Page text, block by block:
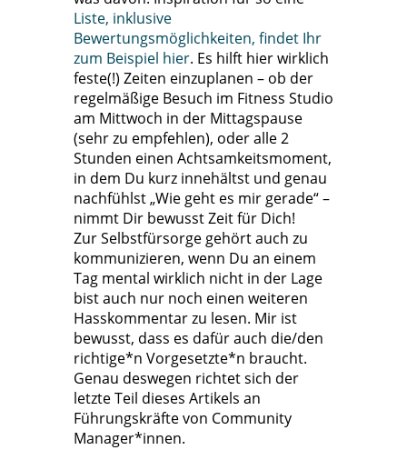
Liste, inklusive
Bewertungsmöglichkeiten, findet Ihr
zum Beispiel hier. Es hilft hier wirklich
feste(!) Zeiten einzuplanen – ob der
regelmäßige Besuch im Fitness Studio
am Mittwoch in der Mittagspause
(sehr zu empfehlen), oder alle 2
Stunden einen Achtsamkeitsmoment,
in dem Du kurz innehältst und genau
nachfühlst „Wie geht es mir gerade“ –
nimmt Dir bewusst Zeit für Dich!
Zur Selbstfürsorge gehört auch zu
kommunizieren, wenn Du an einem
Tag mental wirklich nicht in der Lage
bist auch nur noch einen weiteren
Hasskommentar zu lesen. Mir ist
bewusst, dass es dafür auch die/den
richtige*n Vorgesetzte*n braucht.
Genau deswegen richtet sich der
letzte Teil dieses Artikels an
Führungskräfte von Community
Manager*innen.